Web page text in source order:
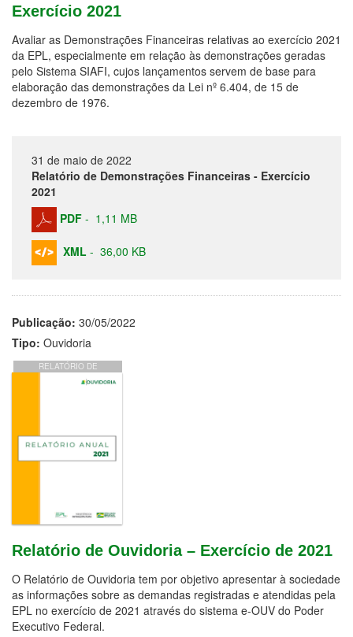
Exercício 2021
Avaliar as Demonstrações Financeiras relativas ao exercício 2021
da EPL, especialmente em relação às demonstrações geradas
pelo Sistema SIAFI, cujos lançamentos servem de base para
elaboração das demonstrações da Lei nº 6.404, de 15 de
dezembro de 1976.
31 de maio de 2022
Relatório de Demonstrações Financeiras - Exercício
2021
PDF - 1,11 MB
XML - 36,00 KB
Publicação: 30/05/2022
Tipo: Ouvidoria
RELATÓRIO DE
OUVIDORIA – EXERCÍCIO
DE 2021
Relatório de Ouvidoria – Exercício de 2021
O Relatório de Ouvidoria tem por objetivo apresentar à sociedade
as informações sobre as demandas registradas e atendidas pela
EPL no exercício de 2021 através do sistema e-OUV do Poder
Executivo Federal.